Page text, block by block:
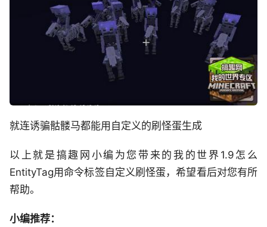
就连诱骗骷髅马都能用自定义的刷怪蛋生成
以上就是搞趣网小编为您带来的我的世界1.9怎么
EntityTag用命令标签自定义刷怪蛋，希望看后对您有所
帮助。
小编推荐：